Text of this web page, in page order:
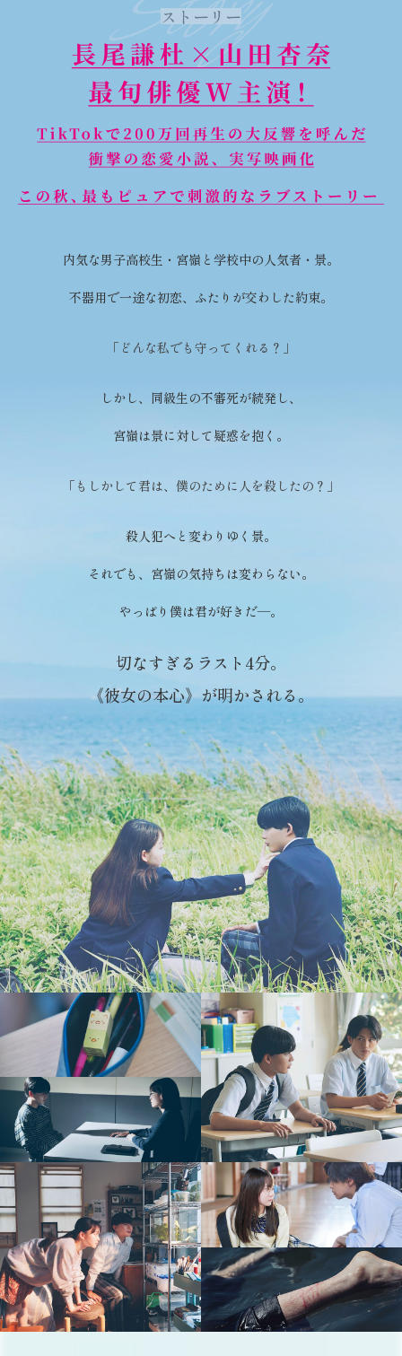
ストーリー
内気な男子高校生・宮嶺と学校中の人気者・景。
不器用で一途な初恋、ふたりが交わした約束。
「 ど んな私でも 守っ て く れる ？ 」
しかし、同級生の不審死が続発し、
宮嶺は景に対して疑惑を抱く。
「 も し か して君は、 僕のた め に 人を殺 した の ？ 」
殺人犯へと変わりゆく景。
それでも、宮嶺の気持ちは変わらない。
やっぱり僕は君が好きだ―。
切なすぎるラスト4分。
《彼女の本心》が明かされる。